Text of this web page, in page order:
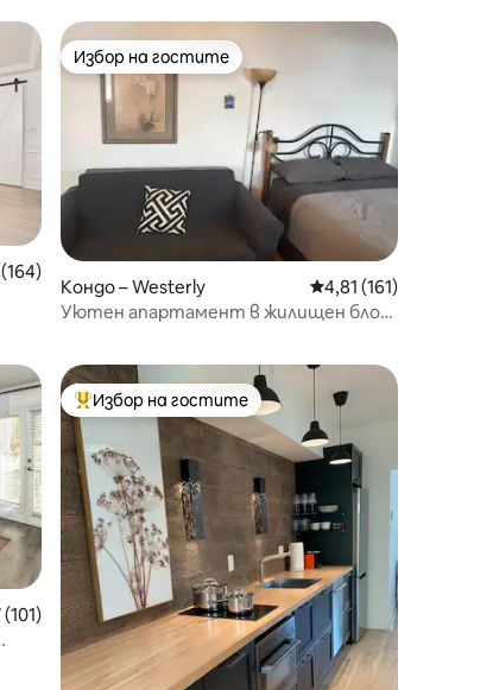
оценка: 4,9 от 5, 164 отзива
Избор на гостите
Избор на гостите
Кондо – Westerly Средна оценка: 4,81
4,81 (161)
Уютен апартамент в жилищен блок
оценка: 4,97 от 5, 101 отзива
Най-популярен избор на гостите
Избор на гостите